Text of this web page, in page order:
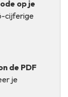
op je
cijferige
de PDF
je